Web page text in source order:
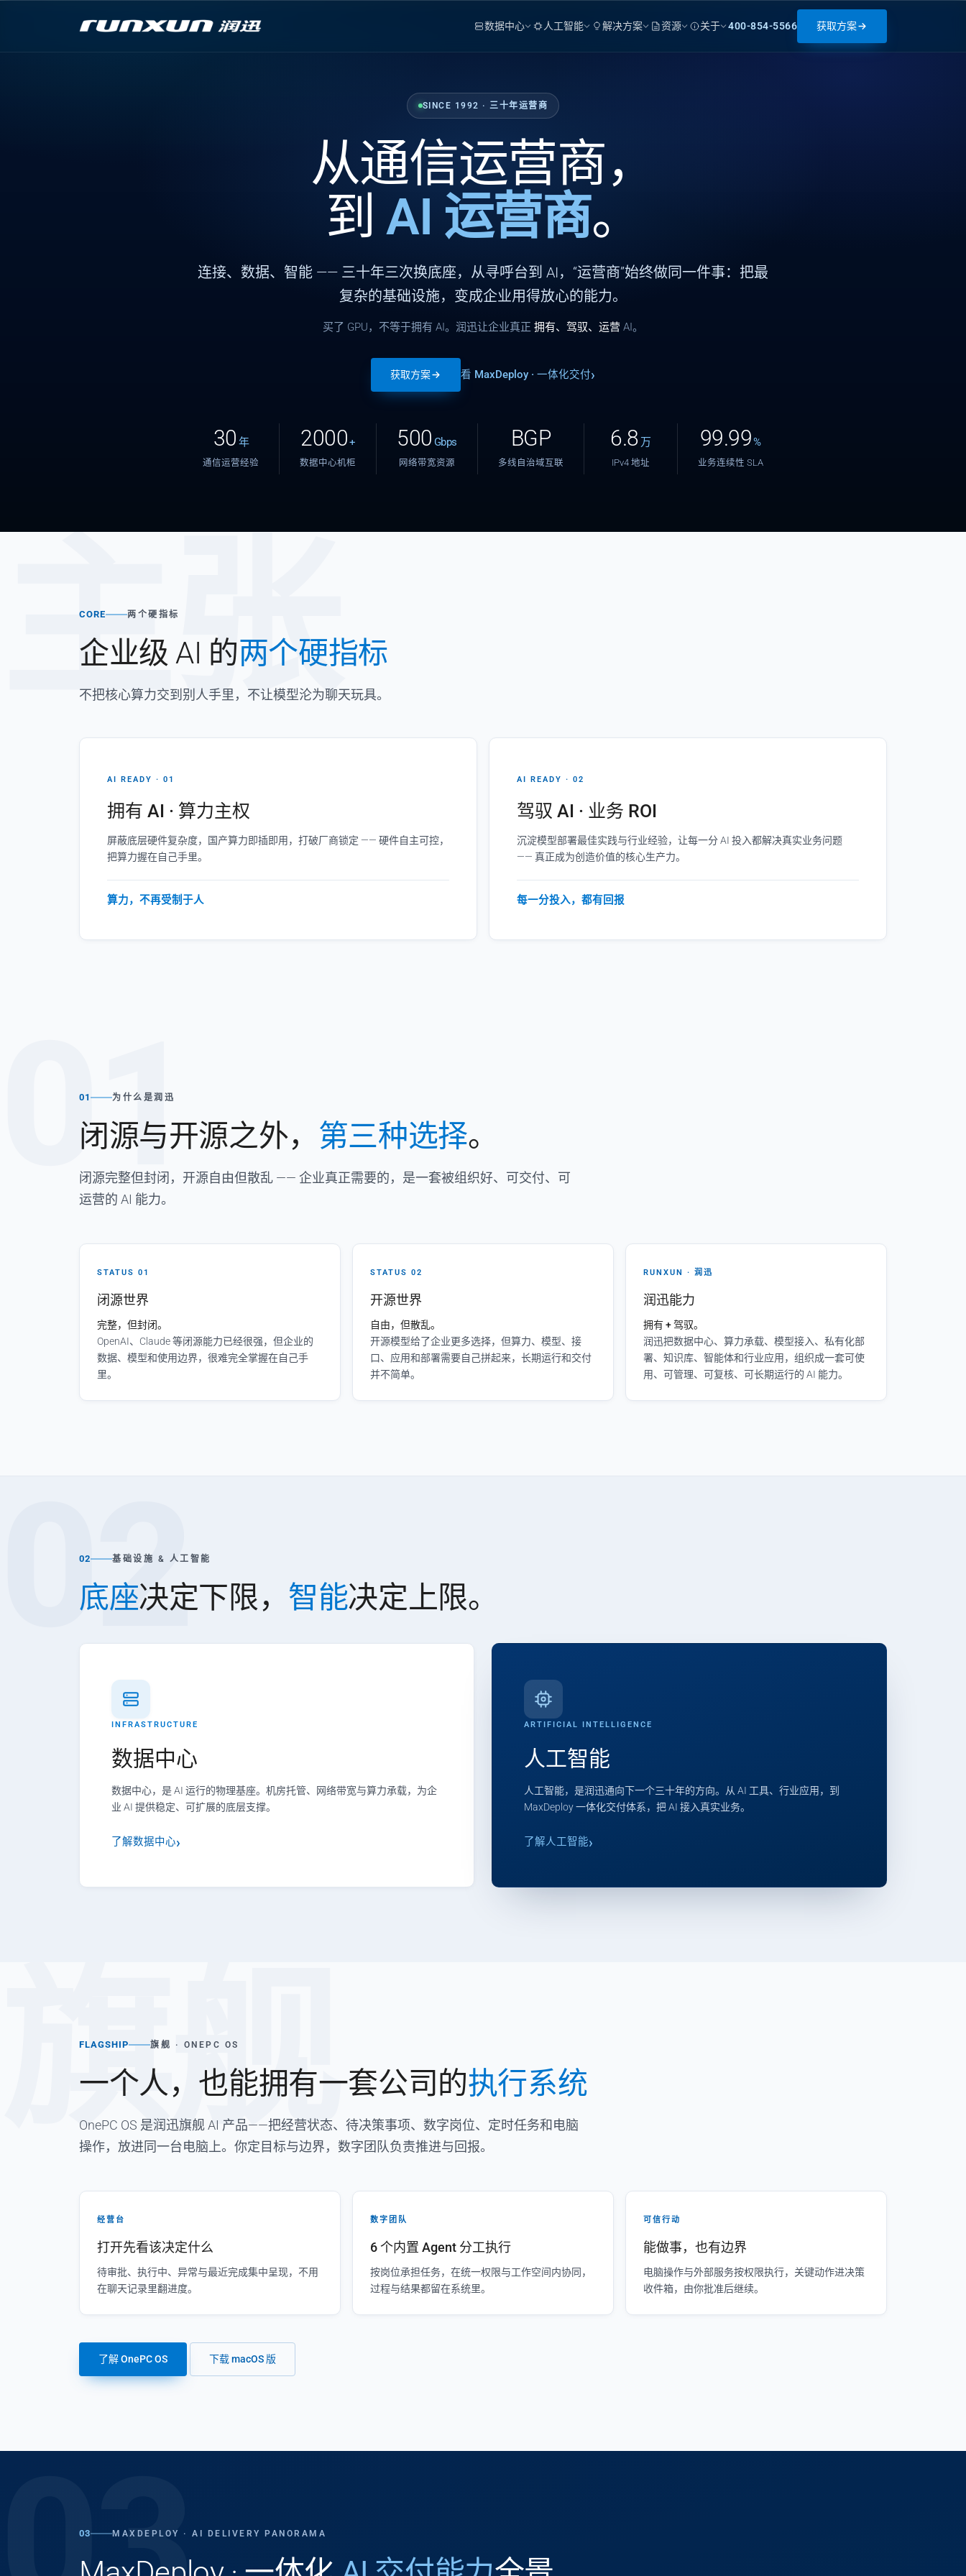
数据中心 人工智能 解决方案 资源 关于 400-854-5566 获取方案
SINCE 1992 · 三十年运营商
从通信运营商，
到 AI 运营商。
连接、 数据、 智能 —— 三十年三次换底座，从寻呼台到 AI，“运营商”始终做同一件事：把最
复杂的基础设施，变成企业用得放心的能力。
买了 GPU，不等于拥有 AI。润迅让企业真正 拥有、驾驭、运营 AI。
获取方案 看 MaxDeploy · 一体化交付
30 年
通信运营经验
2000+
数据中心机柜
500 Gbps
网络带宽资源
BGP
多线自治域互联
6.8 万
IPv4 地址
99.99%
业务连续性 SLA
主张
CORE 两个硬指标
企业级 AI 的两个硬指标
不把核心算力交到别人手里，不让模型沦为聊天玩具。
AI READY · 01
拥有 AI · 算力主权
屏蔽底层硬件复杂度，国产算力即插即用，打破厂商锁定 —— 硬件自主可控，
把算力握在自己手里。
算力，不再受制于人
AI READY · 02
驾驭 AI · 业务 ROI
沉淀模型部署最佳实践与行业经验，让每一分 AI 投入都解决真实业务问题
—— 真正成为创造价值的核心生产力。
每一分投入，都有回报
01
01 为什么是润迅
闭源与开源之外， 第三种选择。
闭源完整但封闭，开源自由但散乱 —— 企业真正需要的，是一套被组织好、可交付、可
运营的 AI 能力。
STATUS 01
闭源世界
完整，但封闭。
OpenAI、Claude 等闭源能力已经很强，但企业的
数据、模型和使用边界，很难完全掌握在自己手
里。
STATUS 02
开源世界
自由，但散乱。
开源模型给了企业更多选择，但算力、模型、接
口、应用和部署需要自己拼起来，长期运行和交付
并不简单。
RUNXUN · 润迅
润迅能力
拥有 + 驾驭。
润迅把数据中心、算力承载、模型接入、私有化部
署、知识库、智能体和行业应用，组织成一套可使
用、可管理、可复核、可长期运行的 AI 能力。
02
02 基础设施 & 人工智能
底座决定下限， 智能决定上限。
INFRASTRUCTURE
数据中心
数据中心，是 AI 运行的物理基座。机房托管、网络带宽与算力承载，为企
业 AI 提供稳定、可扩展的底层支撑。
了解数据中心
ARTIFICIAL INTELLIGENCE
人工智能
人工智能，是润迅通向下一个三十年的方向。从 AI 工具、行业应用，到
MaxDeploy 一体化交付体系，把 AI 接入真实业务。
了解人工智能
旗舰
FLAGSHIP 旗舰 · ONEPC OS
一个人，也能拥有一套公司的执行系统
OnePC OS 是润迅旗舰 AI 产品——把经营状态、待决策事项、数字岗位、定时任务和电脑
操作，放进同一台电脑上。你定目标与边界，数字团队负责推进与回报。
经营台
打开先看该决定什么
待审批、执行中、异常与最近完成集中呈现，不用
在聊天记录里翻进度。
数字团队
6 个内置 Agent 分工执行
按岗位承担任务，在统一权限与工作空间内协同，
过程与结果都留在系统里。
可信行动
能做事，也有边界
电脑操作与外部服务按权限执行，关键动作进决策
收件箱，由你批准后继续。
了解 OnePC OS 下载 macOS 版
03 MAXDEPLOY · AI DELIVERY PANORAMA